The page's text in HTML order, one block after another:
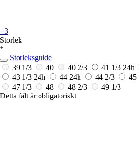
+3
Storlek
*
Storleksguide
39 1/3
40 40 2/3 41 1/3 24h
43 1/3 24h 44 24h 44 2/3 45
47 1/3
48 48 2/3
49 1/3
Detta fält är obligatoriskt